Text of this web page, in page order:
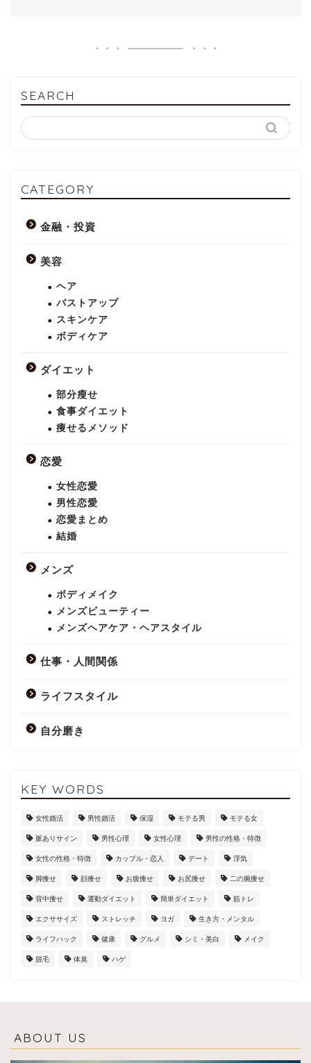
SEARCH
CATEGORY
金融・投資
美容
ヘア
バストアップ
スキンケア
ボディケア
ダイエット
部分瘦せ
食事ダイエット
痩せるメソッド
恋愛
女性恋愛
男性恋愛
恋愛まとめ
結婚
メンズ
ボディメイク
メンズビューティー
メンズヘアケア・ヘアスタイル
仕事・人間関係
ライフスタイル
自分磨き
KEY WORDS
女性婚活 男性婚活 保湿 モテる男 モテる女
脈ありサイン 男性心理 女性心理 男性の性格・特徴
女性の性格・特徴 カップル・恋人 デート 浮気
脚痩せ 顔痩せ お腹痩せ お尻痩せ 二の腕痩せ
背中痩せ 運動ダイエット 簡単ダイエット 筋トレ
エクササイズ ストレッチ ヨガ 生き方・メンタル
ライフハック 健康 グルメ シミ・美白 メイク
脱毛 体臭 ハゲ
ABOUT US